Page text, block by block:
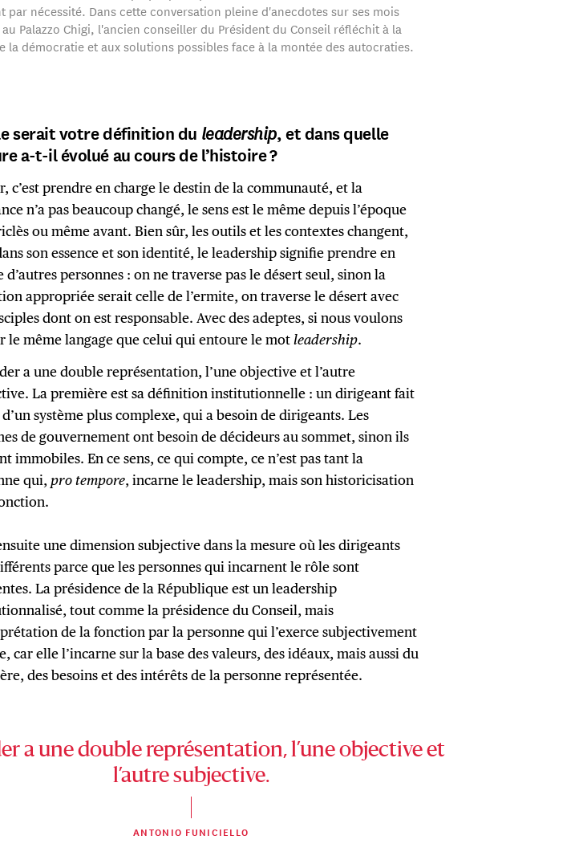
par nécessité. Dans cette conversation pleine d'anecdotes sur ses mois
au Palazzo Chigi, l'ancien conseiller du Président du Conseil réfléchit à la
la démocratie et aux solutions possibles face à la montée des autocraties.
serait votre définition du leadership, et dans quelle
a-t-il évolué au cours de l’histoire ?
c’est prendre en charge le destin de la communauté, et la
n’a pas beaucoup changé, le sens est le même depuis l’époque
ou même avant. Bien sûr, les outils et les contextes changent,
son essence et son identité, le leadership signifie prendre en
d’autres personnes : on ne traverse pas le désert seul, sinon la
appropriée serait celle de l’ermite, on traverse le désert avec
dont on est responsable. Avec des adeptes, si nous voulons
le même langage que celui qui entoure le motleadership.
a une double représentation, l’une objective et l’autre
La première est sa définition institutionnelle : un dirigeant fait
système plus complexe, qui a besoin de dirigeants. Les
de gouvernement ont besoin de décideurs au sommet, sinon ils
immobiles. En ce sens, ce qui compte, ce n’est pas tant la
qui, pro tempore, incarne le leadership, mais son historicisation
une dimension subjective dans la mesure où les dirigeants
parce que les personnes qui incarnent le rôle sont
La présidence de la République est un leadership
tout comme la présidence du Conseil, mais
de la fonction par la personne qui l’exerce subjectivement
car elle l’incarne sur la base des valeurs, des idéaux, mais aussi du
des besoins et des intérêts de la personne représentée.
a une double représentation, l’une objective et
l’autre subjective.
ANTONIO FUNICIELLO